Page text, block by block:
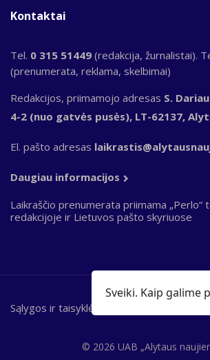
Kontaktai
Tel. 0 315 51449 (redakcija, žurnalistai).
(prenumerata, reklama, skelbimai)
Redakcijos, priimamojo adresas S.
4-2 (nuo gatvės pusės), LT-62137,
El. pašto adresas
Daugiau informacijos
Laikraščio prenumerata priimama „Perlo“
redakcijoje ir Lietuvos pašto skyriuose
© 2026 UAB „Alytaus
Bottom
Sąlygos ir taisyklės
Sveiki. Kaip galime